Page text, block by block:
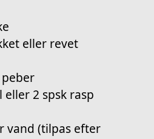
eller revet
eller 2 spsk rasp
vand (tilpas efter